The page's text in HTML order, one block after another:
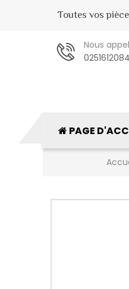
Toutes vos
Nous
0251612084
PAGE